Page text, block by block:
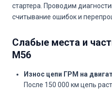
стартера. Проводим
считывание ошибок и
Слабые места и
M56
Износ цепи ГРМ на
После 150 000 км цепь